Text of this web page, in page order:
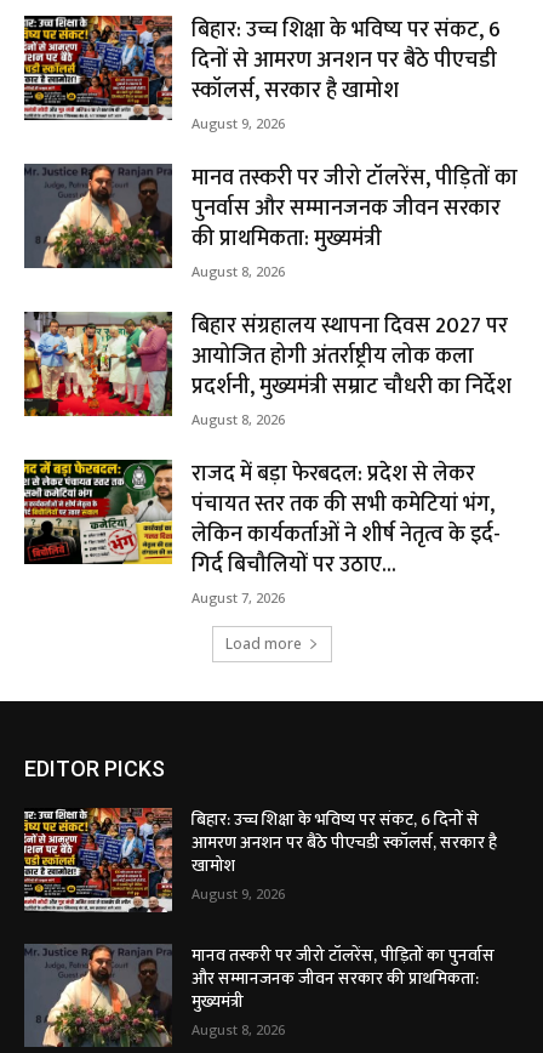
बिहार: उच्च शिक्षा के भविष्य पर संकट, 6
दिनों से आमरण अनशन पर बैठे पीएचडी
स्कॉलर्स, सरकार है खामोश
August 9, 2026
मानव तस्करी पर जीरो टॉलरेंस, पीड़ितों का
पुनर्वास और सम्मानजनक जीवन सरकार
की प्राथमिकता: मुख्यमंत्री
August 8, 2026
बिहार संग्रहालय स्थापना दिवस 2027 पर
आयोजित होगी अंतर्राष्ट्रीय लोक कला
प्रदर्शनी, मुख्यमंत्री सम्राट चौधरी का निर्देश
August 8, 2026
राजद में बड़ा फेरबदल: प्रदेश से लेकर
पंचायत स्तर तक की सभी कमेटियां भंग,
लेकिन कार्यकर्ताओं ने शीर्ष नेतृत्व के इर्द-
गिर्द बिचौलियों पर उठाए...
August 7, 2026
Load more
EDITOR PICKS
बिहार: उच्च शिक्षा के भविष्य पर संकट, 6 दिनों से
आमरण अनशन पर बैठे पीएचडी स्कॉलर्स, सरकार है
खामोश
August 9, 2026
मानव तस्करी पर जीरो टॉलरेंस, पीड़ितों का पुनर्वास
और सम्मानजनक जीवन सरकार की प्राथमिकता:
मुख्यमंत्री
August 8, 2026